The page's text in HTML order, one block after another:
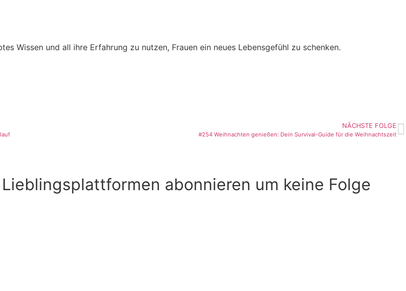
Wissen und all ihre Erfahrung zu nutzen, Frauen ein neues Lebensgefühl zu schenken.
NÄCHSTE FOLGE
#254 Weihnachten genießen: Dein Survival-Guide für die Weihnachtszeit
abonnieren um keine Folge